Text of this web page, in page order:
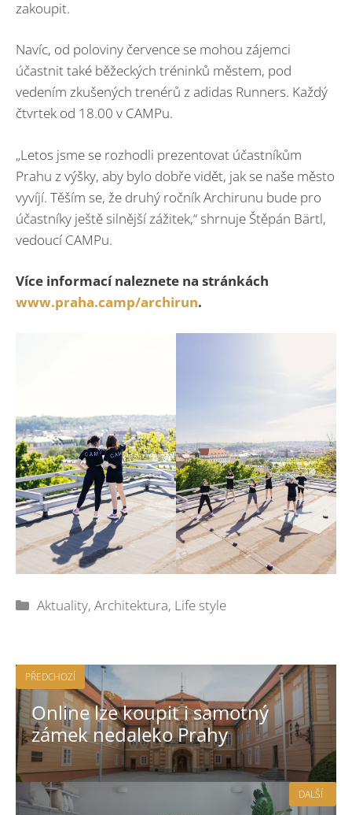
zakoupit.
Navíc, od poloviny července se mohou zájemci
účastnit také běžeckých tréninků městem, pod
vedením zkušených trenérů z adidas Runners. Každý
čtvrtek od 18.00 v CAMPu.
„Letos jsme se rozhodli prezentovat účastníkům
Prahu z výšky, aby bylo dobře vidět, jak se naše město
vyvíjí. Těším se, že druhý ročník Archirunu bude pro
účastníky ještě silnější zážitek,“ shrnuje Štěpán Bärtl,
vedoucí CAMPu.
Více informací naleznete na stránkách
www.praha.camp/archirun.
Rubriky
Aktuality,Architektura, Life style
PŘEDCHOZÍ
Online lze koupit i samotný
zámek nedaleko Prahy
DALŠÍ